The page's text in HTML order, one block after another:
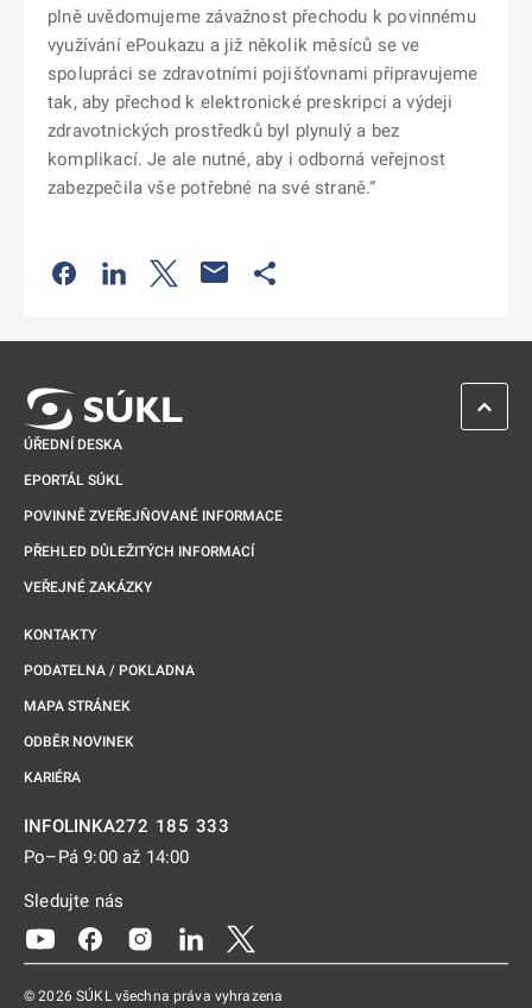
plně uvědomujeme závažnost přechodu k povinnému
využívání ePoukazu a již několik měsíců se ve
spolupráci se zdravotními pojišťovnami připravujeme
tak, aby přechod k elektronické preskripci a výdeji
zdravotnických prostředků byl plynulý a bez
komplikací. Je ale nutné, aby i odborná veřejnost
zabezpečila vše potřebné na své straně.“
Odkaz se otevře na nové kartě
Odkaz se otevře na nové kartě
Odkaz se otevře na nové kartě
ÚŘEDNÍ DESKA
EPORTÁL SÚKL
POVINNĚ ZVEŘEJŇOVANÉ INFORMACE
PŘEHLED DŮLEŽITÝCH INFORMACÍ
VEŘEJNÉ ZAKÁZKY
KONTAKTY
PODATELNA / POKLADNA
MAPA STRÁNEK
ODBĚR NOVINEK
KARIÉRA
INFOLINKA272 185 333
Po–Pá 9:00 až 14:00
Sledujte nás
Odkaz se otevře na nové kartě
Odkaz se otevře na nové kartě
Odkaz se otevře na nové kartě
Odkaz se otevře na nové kartě
© 2026 SÚKL všechna práva vyhrazena
ZPĚT